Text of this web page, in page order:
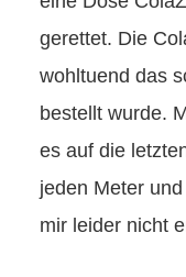
gerettet. Die
wohltuend das
bestellt wurde.
es auf die
jeden Meter
mir leider nicht